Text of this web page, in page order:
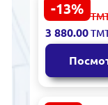
-13%
Galanz
F814WVE-S |
с
загрузкой
4 480.00
3 880.00